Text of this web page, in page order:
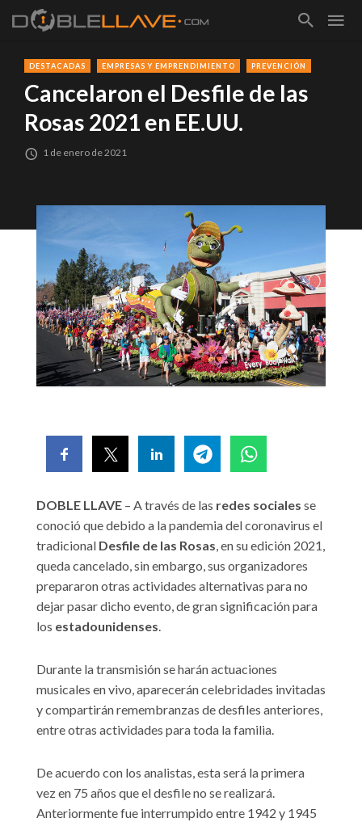
DESTACADAS EMPRESAS Y EMPRENDIMIENTO PREVENCIÓN
Cancelaron el Desfile de las
Rosas 2021 en EE.UU.
1 de enero de 2021
DOBLE LLAVE – A través de las redes sociales se
conoció que debido a la pandemia del coronavirus el
tradicional Desfile de las Rosas, en su edición 2021,
queda cancelado, sin embargo, sus organizadores
prepararon otras actividades alternativas para no
dejar pasar dicho evento, de gran significación para
los estadounidenses.
Durante la transmisión se harán actuaciones
musicales en vivo, aparecerán celebridades invitadas
y compartirán remembranzas de desfiles anteriores,
entre otras actividades para toda la familia.
De acuerdo con los analistas, esta será la primera
vez en 75 años que el desfile no se realizará.
Anteriormente fue interrumpido entre 1942 y 1945